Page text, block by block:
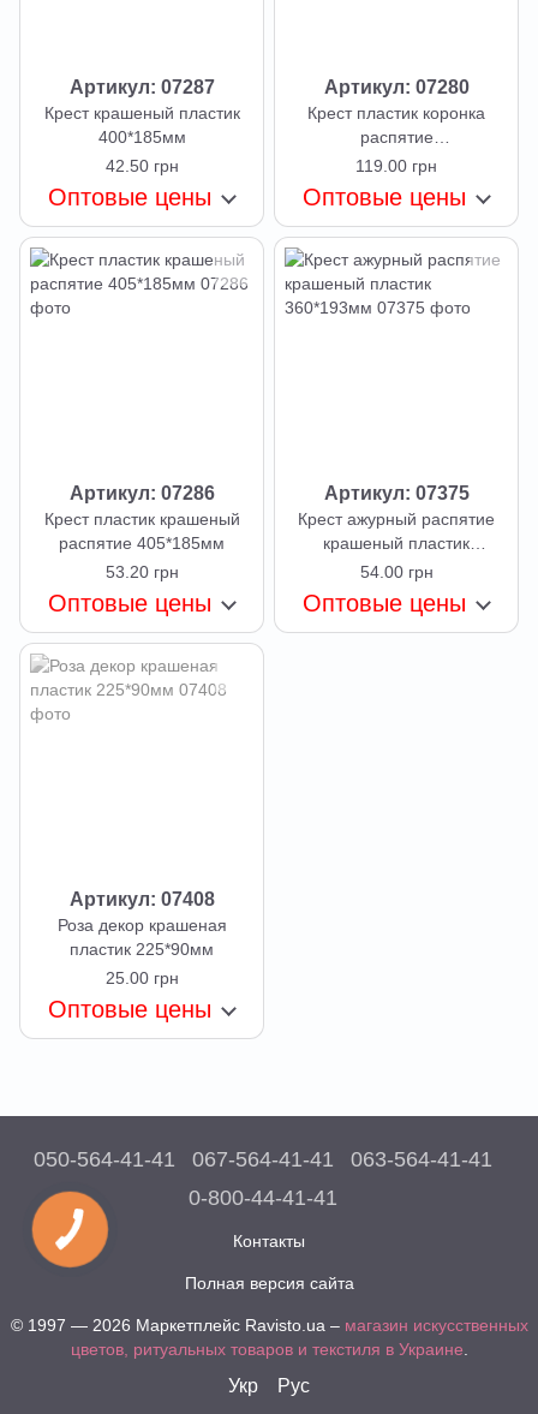
Артикул: 07287
Крест крашеный пластик
400*185мм
42.50 грн
Оптовые цены
Артикул: 07280
Крест пластик коронка
распятие
металлизированное золото
119.00 грн
Оптовые цены
Артикул: 07286
Крест пластик крашеный
распятие 405*185мм
53.20 грн
Оптовые цены
Артикул: 07375
Крест ажурный распятие
крашеный пластик
360*193мм
54.00 грн
Оптовые цены
Артикул: 07408
Роза декор крашеная
пластик 225*90мм
25.00 грн
Оптовые цены
050-564-41-41 067-564-41-41
063-564-41-41
0-800-44-41-41
Контакты
Полная версия сайта
© 1997 — 2026 Маркетплейс Ravisto.ua – магазин искусственных
цветов, ритуальных товаров и текстиля в Украине
Укр Рус